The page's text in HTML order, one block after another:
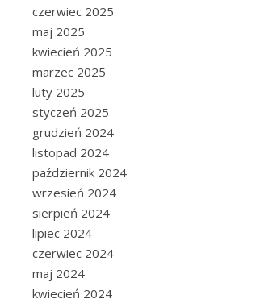
czerwiec 2025
maj 2025
kwiecień 2025
marzec 2025
luty 2025
styczeń 2025
grudzień 2024
listopad 2024
październik 2024
wrzesień 2024
sierpień 2024
lipiec 2024
czerwiec 2024
maj 2024
kwiecień 2024